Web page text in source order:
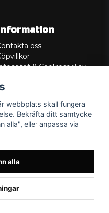
oss
& Cookiespolicy
Garanti
oss
webbplats skall fungera
Bekräfta ditt samtycke
alla", eller anpassa via
alla